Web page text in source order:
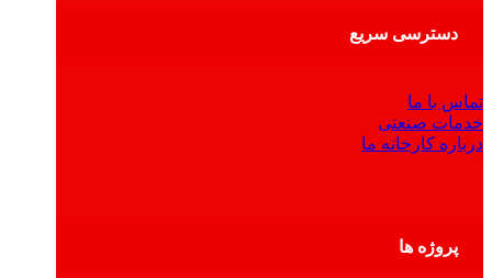
دسترسی سریع
تماس با ما
خدمات صنعتی
درباره کارخانه ما
پروژه ها